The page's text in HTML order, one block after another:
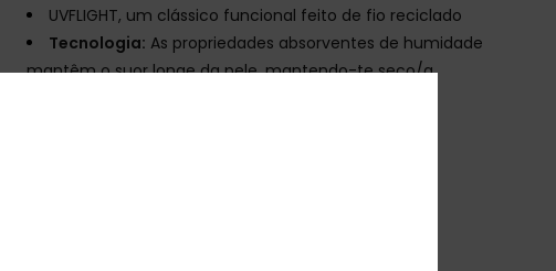
UVFLIGHT, um clássico funcional feito de fio reciclado
Tecnologia: As propriedades absorventes de humidade
mantêm o suor longe da pele, mantendo-te seco/a